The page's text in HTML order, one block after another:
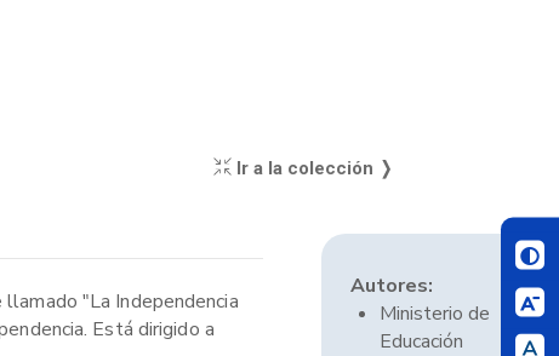
Ir a la colección ❭
"La Independencia
Está dirigido a
Autores:
Ministerio de
Educación